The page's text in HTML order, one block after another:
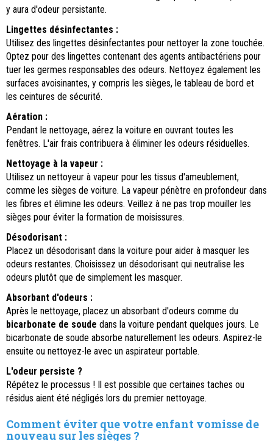
y aura d'odeur persistante.
Lingettes désinfectantes :
Utilisez des lingettes désinfectantes pour nettoyer la zone touchée.
Optez pour des lingettes contenant des agents antibactériens pour
tuer les germes responsables des odeurs. Nettoyez également les
surfaces avoisinantes, y compris les sièges, le tableau de bord et
les ceintures de sécurité.
Aération :
Pendant le nettoyage, aérez la voiture en ouvrant toutes les
fenêtres. L'air frais contribuera à éliminer les odeurs résiduelles.
Nettoyage à la vapeur :
Utilisez un nettoyeur à vapeur pour les tissus d'ameublement,
comme les sièges de voiture. La vapeur pénètre en profondeur dans
les fibres et élimine les odeurs. Veillez à ne pas trop mouiller les
sièges pour éviter la formation de moisissures.
Désodorisant :
Placez un désodorisant dans la voiture pour aider à masquer les
odeurs restantes. Choisissez un désodorisant qui neutralise les
odeurs plutôt que de simplement les masquer.
Absorbant d'odeurs :
Après le nettoyage, placez un absorbant d'odeurs comme du
bicarbonate de soude dans la voiture pendant quelques jours. Le
bicarbonate de soude absorbe naturellement les odeurs. Aspirez-le
ensuite ou nettoyez-le avec un aspirateur portable.
L'odeur persiste ?
Répétez le processus ! Il est possible que certaines taches ou
résidus aient été négligés lors du premier nettoyage.
Comment éviter que votre enfant vomisse de
nouveau sur les sièges ?